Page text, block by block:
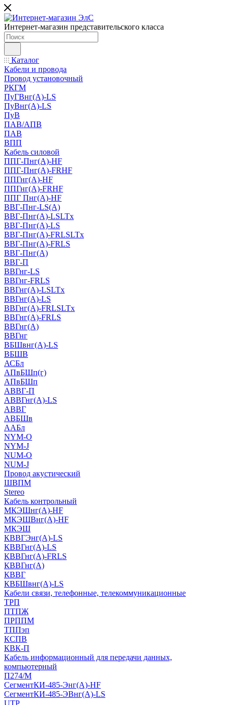
Интернет-магазин представительского класса
Каталог
Кабели и провода
Провод установочный
РКГМ
ПуГВнг(А)-LS
ПуВнг(А)-LS
ПуВ
ПАВ/АПВ
ПАВ
ВПП
Кабель силовой
ППГ-Пнг(А)-HF
ППГ-Пнг(А)-FRHF
ППГнг(А)-HF
ППГнг(А)-FRHF
ППГ Пнг(А)-HF
ВВГ-Пнг-LS(А)
ВВГ-Пнг(А)-LSLTx
ВВГ-Пнг(А)-LS
ВВГ-Пнг(А)-FRLSLTx
ВВГ-Пнг(А)-FRLS
ВВГ-Пнг(А)
ВВГ-П
ВВГнг-LS
ВВГнг-FRLS
ВВГнг(А)-LSLTx
ВВГнг(А)-LS
ВВГнг(А)-FRLSLTx
ВВГнг(А)-FRLS
ВВГнг(А)
ВВГнг
ВБШвнг(А)-LS
ВБШВ
АСБл
АПвБШп(г)
АПвБШп
АВВГ-П
АВВГнг(А)-LS
АВВГ
АВБШв
ААБл
NYM-O
NYM-J
NUM-О
NUM-J
Провод акустический
ШВПМ
Stereo
Кабель контрольный
МКЭШнг(A)-HF
МКЭШВнг(А)-HF
МКЭШ
КВВГЭнг(А)-LS
КВВГнг(А)-LS
КВВГнг(А)-FRLS
КВВГнг(А)
КВВГ
КВБШвнг(А)-LS
Кабели связи, телефонные, телекоммуникационные
ТРП
ПТПЖ
ПРППМ
ТППэп
КСПВ
КВК-П
Кабель информационный для передачи данных,
компьютерный
П274/М
СегментКИ-485-Энг(А)-HF
СегментКИ-485-ЭВнг(А)-LS
UTP